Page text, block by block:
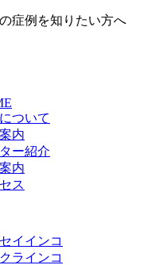
症例を知りたい方へ
ついて
内
ー紹介
内
ス
イインコ
ラインコ